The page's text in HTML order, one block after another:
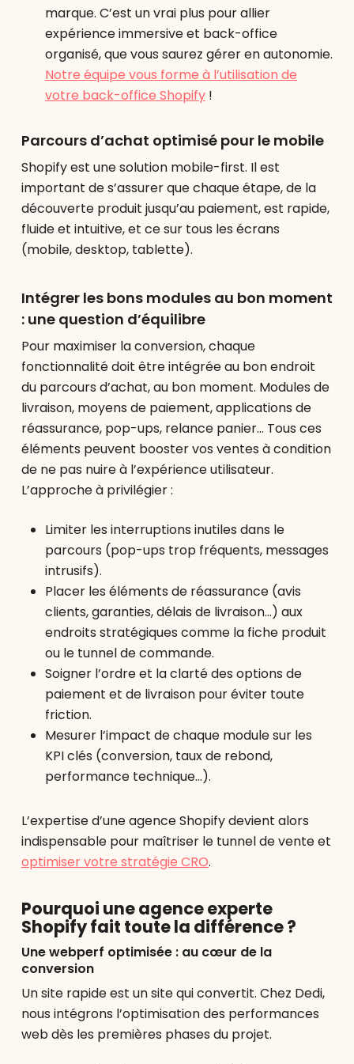
marque. C’est un vrai plus pour allier
expérience immersive et back-office
organisé, que vous saurez gérer en autonomie.
Notre équipe vous forme à l’utilisation de
votre back-office Shopify!
Parcours d’achat optimisé pour le mobile
Shopify est une solution mobile-first. Il est
important de s’assurer que chaque étape, de la
découverte produit jusqu’au paiement, est rapide,
fluide et intuitive, et ce sur tous les écrans
(mobile, desktop, tablette).
Intégrer les bons modules au bon moment
: une question d’équilibre
Pour maximiser la conversion, chaque
fonctionnalité doit être intégrée au bon endroit
du parcours d’achat, au bon moment. Modules de
livraison, moyens de paiement, applications de
réassurance, pop-ups, relance panier… Tous ces
éléments peuvent booster vos ventes à condition
de ne pas nuire à l’expérience utilisateur.
L’approche à privilégier :
Limiter les interruptions inutiles dans le
parcours (pop-ups trop fréquents, messages
intrusifs).
Placer les éléments de réassurance (avis
clients, garanties, délais de livraison…) aux
endroits stratégiques comme la fiche produit
ou le tunnel de commande.
Soigner l’ordre et la clarté des options de
paiement et de livraison pour éviter toute
friction.
Mesurer l’impact de chaque module sur les
KPI clés (conversion, taux de rebond,
performance technique…).
L’expertise d’une agence Shopify devient alors
indispensable pour maîtriser le tunnel de vente et
optimiser votre stratégie CRO.
Pourquoi une agence experte
Shopify fait toute la différence ?
Une webperf optimisée : au cœur de la
conversion
Un site rapide est un site qui convertit. Chez Dedi,
nous intégrons l’optimisation des performances
web dès les premières phases du projet.